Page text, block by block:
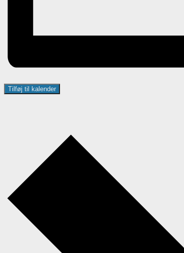
Tilføj til kalender